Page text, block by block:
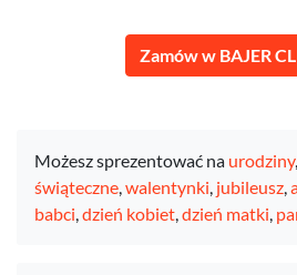
Zamów w BAJER
Możesz sprezentować na urodziny,
świąteczne walentynki jubileusz
babci dzień kobiet dzień matki